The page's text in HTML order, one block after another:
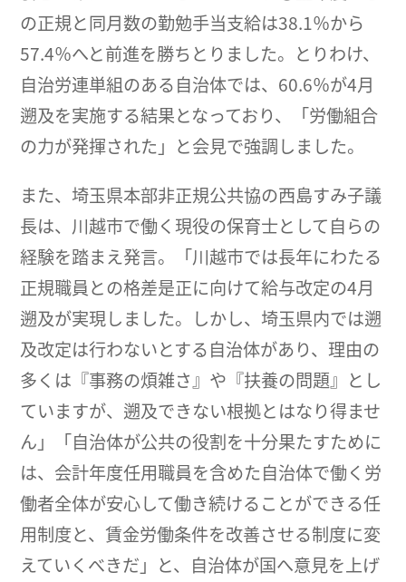
の正規と同月数の勤勉手当支給は38.1％から
57.4％へと前進を勝ちとりました。とりわけ、
自治労連単組のある自治体では、60.6％が4月
遡及を実施する結果となっており、「労働組合
の力が発揮された」と会見で強調しました。
また、埼玉県本部非正規公共協の西島すみ子議
長は、川越市で働く現役の保育士として自らの
経験を踏まえ発言。「川越市では長年にわたる
正規職員との格差是正に向けて給与改定の4月
遡及が実現しました。しかし、埼玉県内では遡
及改定は行わないとする自治体があり、理由の
多くは『事務の煩雑さ』や『扶養の問題』とし
ていますが、遡及できない根拠とはなり得ませ
ん」「自治体が公共の役割を十分果たすために
は、会計年度任用職員を含めた自治体で働く労
働者全体が安心して働き続けることができる任
用制度と、賃金労働条件を改善させる制度に変
えていくべきだ」と、自治体が国へ意見を上げ